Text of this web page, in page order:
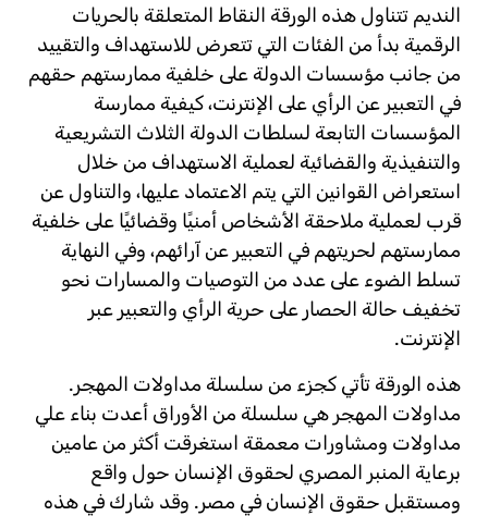
النديم تتناول هذه الورقة النقاط المتعلقة بالحريات
الرقمية بدأ من الفئات التي تتعرض للاستهداف والتقييد
من جانب مؤسسات الدولة على خلفية ممارستهم حقهم
في التعبير عن الرأي على الإنترنت، كيفية ممارسة
المؤسسات التابعة لسلطات الدولة الثلاث التشريعية
والتنفيذية والقضائية لعملية الاستهداف من خلال
استعراض القوانين التي يتم الاعتماد عليها، والتناول عن
قرب لعملية ملاحقة الأشخاص أمنيًا وقضائيًا على خلفية
ممارستهم لحريتهم في التعبير عن آرائهم، وفي النهاية
تسلط الضوء على عدد من التوصيات والمسارات نحو
تخفيف حالة الحصار على حرية الرأي والتعبير عبر
الإنترنت.
هذه الورقة تأتي كجزء من سلسلة مداولات المهجر.
مداولات المهجر هي سلسلة من الأوراق أعدت بناء علي
مداولات ومشاورات معمقة استغرقت أكثر من عامين
برعاية المنبر المصري لحقوق الإنسان حول واقع
ومستقبل حقوق الإنسان في مصر. وقد شارك في هذه